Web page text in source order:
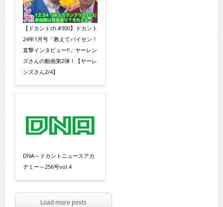
【ドカントch.#300】ドカント
24年1月号「教えてパイセン！
直撃インタビュー!!」ヤーレン
ズさんの動画第2弾！【ヤーレ
ンズさん2/4】
DNA～ドカントニュースアカ
デミー～256号vol.4
Load more posts